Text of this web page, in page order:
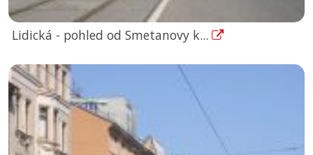
Lidická - pohled od Smetanovy k...